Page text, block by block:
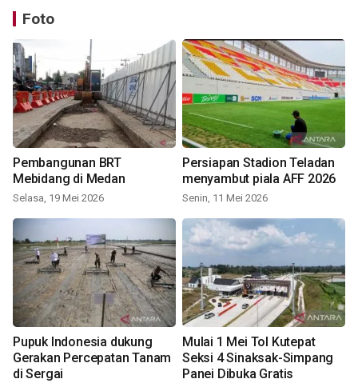
Foto
Pembangunan BRT
Mebidang di Medan
Selasa, 19 Mei 2026
Persiapan Stadion Teladan
menyambut piala AFF 2026
Senin, 11 Mei 2026
Pupuk Indonesia dukung
Gerakan Percepatan Tanam
di Sergai
Mulai 1 Mei Tol Kutepat
Seksi 4 Sinaksak-Simpang
Panei Dibuka Gratis